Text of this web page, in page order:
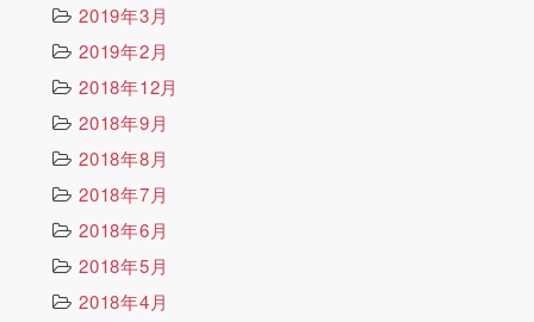
2019年3月
2019年2月
2018年12月
2018年9月
2018年8月
2018年7月
2018年6月
2018年5月
2018年4月